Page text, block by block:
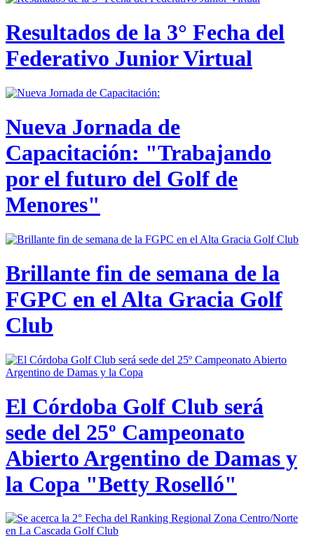
Resultados de la 3° Fecha del
Federativo Junior Virtual
Nueva Jornada de
Capacitación: "Trabajando
por el futuro del Golf de
Menores"
Brillante fin de semana de la
FGPC en el Alta Gracia Golf
Club
El Córdoba Golf Club será
sede del 25º Campeonato
Abierto Argentino de Damas y
la Copa "Betty Roselló"